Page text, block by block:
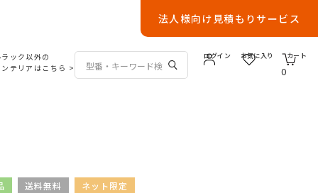
法人様向け見積もりサービス
ック以外の
テリアはこちら >
ログイン お気に入り
0
カート
送料無料 ネット限定